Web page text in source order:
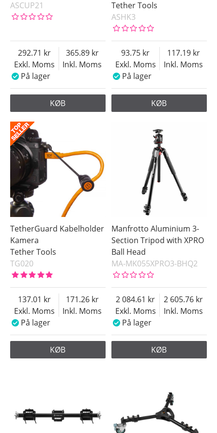
ASCUP21
Exkl. Moms
292.71
Inkl. Moms
365.89
På lager
KØB
Tether Tools
ASHK3
Exkl. Moms
93.75
Inkl. Moms
117.19
På lager
KØB
TetherGuard Kabelholder
Kamera
Tether Tools
TG020
Exkl. Moms
137.01
Inkl. Moms
171.26
På lager
KØB
Manfrotto Aluminium 3-
Section Tripod with XPRO
Ball Head
MA-MK055XPRO3-BHQ2
Exkl. Moms
2 084.61
Inkl. Moms
2 605.76
På lager
KØB